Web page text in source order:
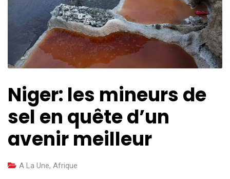
Niger: les mineurs de
sel en quête d’un
avenir meilleur
A La Une, Afrique